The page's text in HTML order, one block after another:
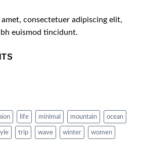
consectetuer adipiscing elit,
euismod tincidunt.
life minimal mountain ocean
trip wave winter women